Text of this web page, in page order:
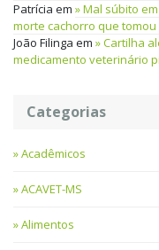
Patrícia em
Mal súbito
morte cachorro que
João Filinga em
Cartilha
medicamento veterinário
Categorias
Acadêmicos
ACAVET-MS
Alimentos